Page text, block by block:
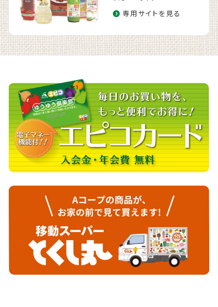
専用サイトを見る